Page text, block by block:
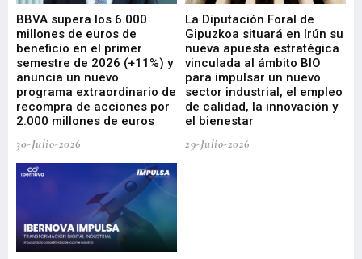
BBVA supera los 6.000
millones de euros de
beneficio en el primer
semestre de 2026 (+11%) y
anuncia un nuevo
programa extraordinario de
recompra de acciones por
2.000 millones de euros
30-Julio-2026
La Diputación Foral de
Gipuzkoa situará en Irún su
nueva apuesta estratégica
vinculada al ámbito BIO
para impulsar un nuevo
sector industrial, el empleo
de calidad, la innovación y
el bienestar
29-Julio-2026